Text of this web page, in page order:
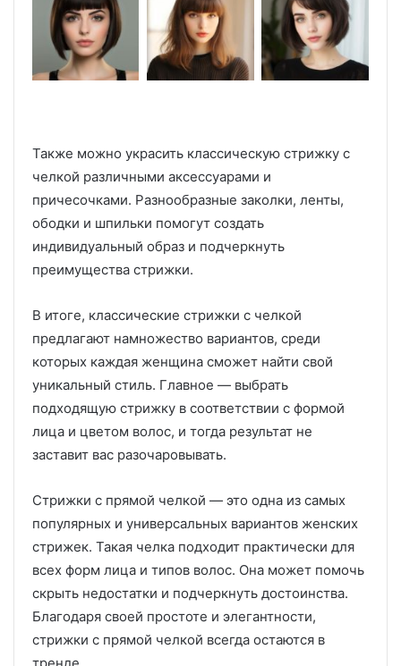
Также можно украсить классическую стрижку с
челкой различными аксессуарами и
причесочками. Разнообразные заколки, ленты,
ободки и шпильки помогут создать
индивидуальный образ и подчеркнуть
преимущества стрижки.
В итоге, классические стрижки с челкой
предлагают намножество вариантов, среди
которых каждая женщина сможет найти свой
уникальный стиль. Главное — выбрать
подходящую стрижку в соответствии с формой
лица и цветом волос, и тогда результат не
заставит вас разочаровывать.
Стрижки с прямой челкой — это одна из самых
популярных и универсальных вариантов женских
стрижек. Такая челка подходит практически для
всех форм лица и типов волос. Она может помочь
скрыть недостатки и подчеркнуть достоинства.
Благодаря своей простоте и элегантности,
стрижки с прямой челкой всегда остаются в